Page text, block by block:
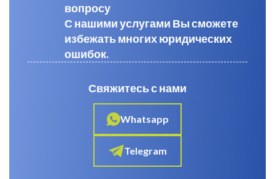
вопросу
С нашими услугами Вы сможете
избежать многих юридических
ошибок.
Свяжитесь с нами
Whatsapp
Telegram